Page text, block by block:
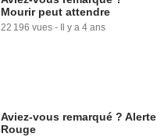
Mourir peut attendre
22 196 vues - Il y a 4 ans
Aviez-vous remarqué ? Alerte
Rouge